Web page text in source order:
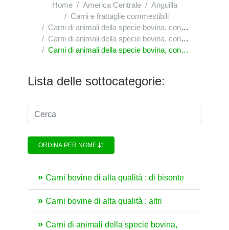
Home America Centrale
Anguilla
Carni e frattaglie commestibili
Carni di animali della specie bovina, congelate
Carni di animali della specie bovina, congelate : altri pezzi non disossati
Carni di animali della specie bovina, congelate : altri pezzi non disossati : altri
Lista delle sottocategorie:
ORDINA PER NOME
Carni bovine di alta qualità : di bisonte
Carni bovine di alta qualità : altri
Carni di animali della specie bovina,